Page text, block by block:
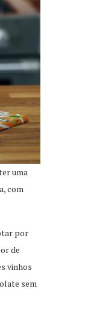
uma
com
por
de
vinhos
sem